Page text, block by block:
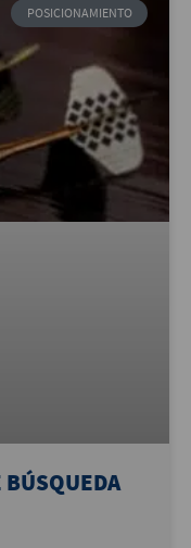
POSICIONAMIENTO
BÚSQUEDA